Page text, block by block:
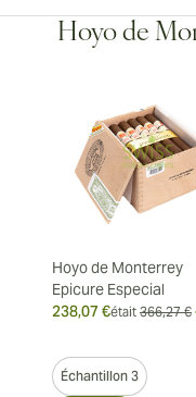
Hoyo de
Hoyo de Monterrey
Epicure Especial
238,07 €était 366,27 €
Échantillon 3